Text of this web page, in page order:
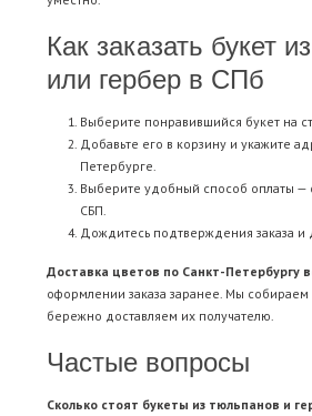
Как заказать букет
или гербер в СПб
Выберите понравившийся букет на
Добавьте его в корзину и укажите
Петербурге.
Выберите удобный способ оплаты —
СБП.
Дождитесь подтверждения заказа и
Доставка цветов по Санкт-Петербургу
оформлении заказа заранее. Мы собираем
бережно доставляем их получателю.
Частые вопросы
Сколько стоят букеты из тюльпанов и